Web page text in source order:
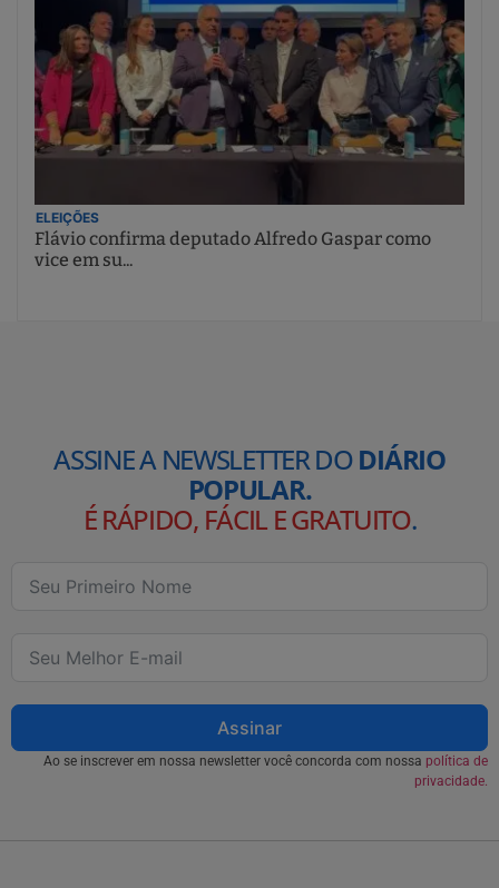
ELEIÇÕES
Flávio confirma deputado Alfredo Gaspar como
vice em su...
ASSINE A NEWSLETTER DODIÁRIO
POPULAR.
É RÁPIDO, FÁCIL E GRATUITO.
Assinar
Ao se inscrever em nossa newsletter você concorda com nossa política de
privacidade.